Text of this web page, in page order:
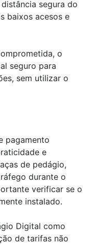
segura do
baixos acesos e
o
seguro para
sem utilizar o
pagamento
e
de pedágio,
durante o
verificar se o
instalado.
Digital como
de tarifas não